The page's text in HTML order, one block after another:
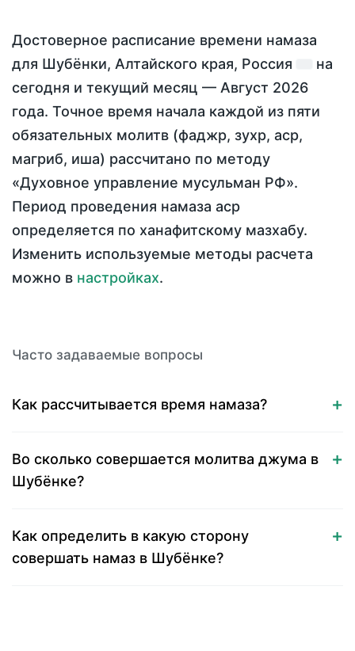
Достоверное расписание времени намаза
для Шубёнки, Алтайского края, Россия
на
сегодня и текущий месяц — Август 2026
года. Точное время начала каждой из пяти
обязательных молитв (фаджр, зухр, аср,
магриб, иша) рассчитано по методу
«Духовное управление мусульман РФ».
Период проведения намаза аср
определяется по ханафитскому мазхабу.
Изменить используемые методы расчета
можно в настройках.
Часто задаваемые вопросы
Как рассчитывается время намаза?
Во сколько совершается молитва джума в
Шубёнке?
Как определить в какую сторону
совершать намаз в Шубёнке?